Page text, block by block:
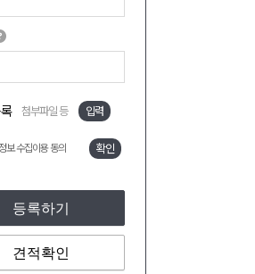
첨부파일 등 입력
보 수집이용 동의 확인
등록하기
견적확인